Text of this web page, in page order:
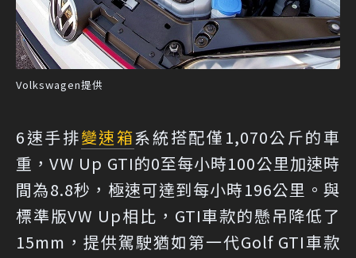
Volkswagen提供
6速手排變速箱系統搭配僅1,070公斤的車
重，VW Up GTI的0至每小時100公里加速時
間為8.8秒，極速可達到每小時196公里。與
標準版VW Up相比，GTI車款的懸吊降低了
15mm，提供駕駛猶如第一代Golf GTI車款